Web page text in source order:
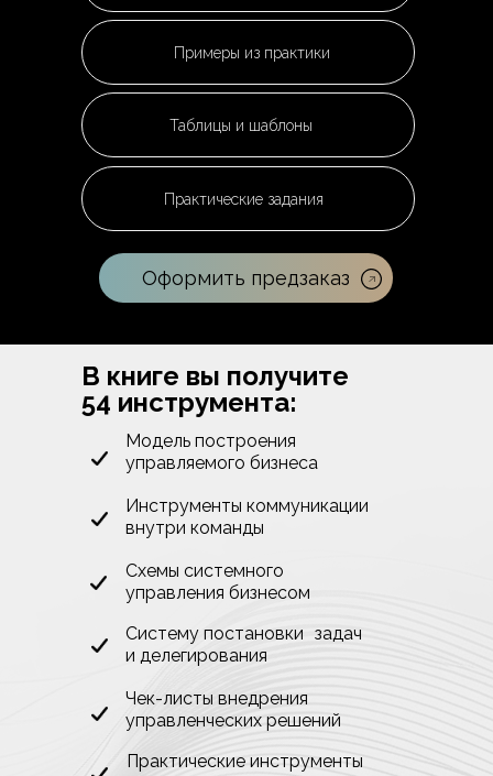
Примеры из практики
Таблицы и шаблоны
Практические задания
Оформить предзаказ
В книге вы получите
54 инструмента:
Модель построения
управляемого бизнеса
Инструменты коммуникации
внутри команды
Схемы системного
управления бизнесом
Систему постановки задач
и делегирования
Чек-листы внедрения
управленческих решений
Практические инструменты